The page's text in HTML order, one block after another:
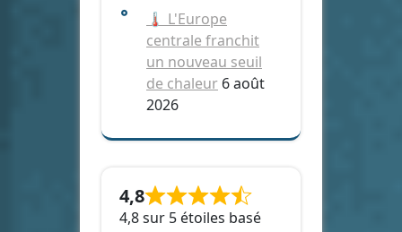
🌡️ L'Europe
centrale franchit
un nouveau seuil
de chaleur 6 août
2026
4,8
4,8 sur 5 étoiles basé